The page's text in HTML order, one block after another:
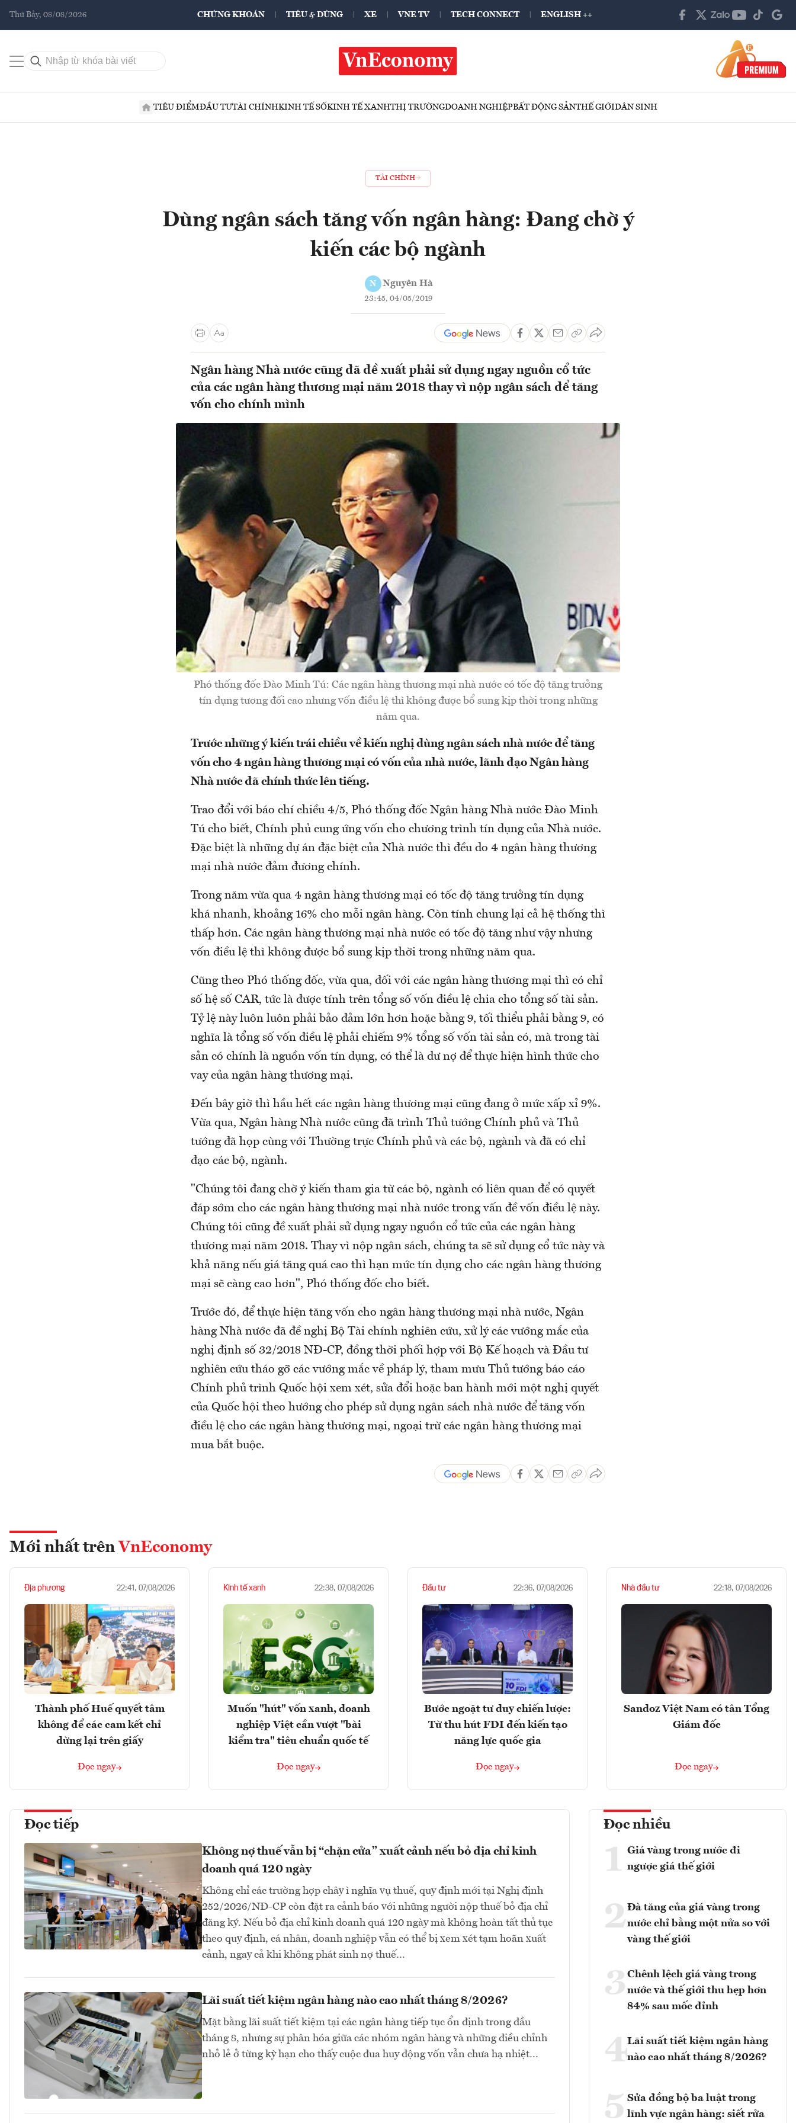
Thứ Bảy, 08/08/2026 CHỨNG KHOÁN TIÊU & DÙNG XE VNE TV TECH CONNECT ENGLISH ++
TIÊU ĐIỂMĐẦU TƯTÀI CHÍNHKINH TẾ SỐKINH TẾ XANHTHỊ TRƯỜNGDOANH NGHIỆPBẤT ĐỘNG SẢNTHẾ GIỚIDÂN SINH
TÀI CHÍNH
Dùng ngân sách tăng vốn ngân hàng: Đang chờ ý
kiến các bộ ngành
N Nguyên Hà
23:45, 04/05/2019
Ngân hàng Nhà nước cũng đã đề xuất phải sử dụng ngay nguồn cổ tức
của các ngân hàng thương mại năm 2018 thay vì nộp ngân sách để tăng
vốn cho chính mình
Phó thống đốc Đào Minh Tú: Các ngân hàng thương mại nhà nước có tốc độ tăng trưởng
tín dụng tương đối cao nhưng vốn điều lệ thì không được bổ sung kịp thời trong những
năm qua.
Trước những ý kiến trái chiều về kiến nghị dùng ngân sách nhà nước để tăng
vốn cho 4 ngân hàng thương mại có vốn của nhà nước, lãnh đạo Ngân hàng
Nhà nước đã chính thức lên tiếng.
Trao đổi với báo chí chiều 4/5, Phó thống đốc Ngân hàng Nhà nước Đào Minh
Tú cho biết, Chính phủ cung ứng vốn cho chương trình tín dụng của Nhà nước.
Đặc biệt là những dự án đặc biệt của Nhà nước thì đều do 4 ngân hàng thương
mại nhà nước đảm đương chính.
Trong năm vừa qua 4 ngân hàng thương mại có tốc độ tăng trưởng tín dụng
khá nhanh, khoảng 16% cho mỗi ngân hàng. Còn tính chung lại cả hệ thống thì
thấp hơn. Các ngân hàng thương mại nhà nước có tốc độ tăng như vậy nhưng
vốn điều lệ thì không được bổ sung kịp thời trong những năm qua.
Cũng theo Phó thống đốc, vừa qua, đối với các ngân hàng thương mại thì có chỉ
số hệ số CAR, tức là được tính trên tổng số vốn điều lệ chia cho tổng số tài sản.
Tỷ lệ này luôn luôn phải bảo đảm lớn hơn hoặc bằng 9, tối thiểu phải bằng 9, có
nghĩa là tổng số vốn điều lệ phải chiếm 9% tổng số vốn tài sản có, mà trong tài
sản có chính là nguồn vốn tín dụng, có thể là dư nợ để thực hiện hình thức cho
vay của ngân hàng thương mại.
Đến bây giờ thì hầu hết các ngân hàng thương mại cũng đang ở mức xấp xỉ 9%.
Vừa qua, Ngân hàng Nhà nước cũng đã trình Thủ tướng Chính phủ và Thủ
tướng đã họp cùng với Thường trực Chính phủ và các bộ, ngành và đã có chỉ
đạo các bộ, ngành.
"Chúng tôi đang chờ ý kiến tham gia từ các bộ, ngành có liên quan để có quyết
đáp sớm cho các ngân hàng thương mại nhà nước trong vấn đề vốn điều lệ này.
Chúng tôi cũng đề xuất phải sử dụng ngay nguồn cổ tức của các ngân hàng
thương mại năm 2018. Thay vì nộp ngân sách, chúng ta sẽ sử dụng cổ tức này và
khả năng nếu giá tăng quá cao thì hạn mức tín dụng cho các ngân hàng thương
mại sẽ càng cao hơn", Phó thống đốc cho biết.
Trước đó, để thực hiện tăng vốn cho ngân hàng thương mại nhà nước, Ngân
hàng Nhà nước đã đề nghị Bộ Tài chính nghiên cứu, xử lý các vướng mắc của
nghị định số 32/2018 NĐ-CP, đồng thời phối hợp với Bộ Kế hoạch và Đầu tư
nghiên cứu tháo gỡ các vướng mắc về pháp lý, tham mưu Thủ tướng báo cáo
Chính phủ trình Quốc hội xem xét, sửa đổi hoặc ban hành mới một nghị quyết
của Quốc hội theo hướng cho phép sử dụng ngân sách nhà nước để tăng vốn
điều lệ cho các ngân hàng thương mại, ngoại trừ các ngân hàng thương mại
mua bắt buộc.
Mới nhất trên VnEconomy
Địa phương 22:41, 07/08/2026
Thành phố Huế quyết tâm
không để các cam kết chỉ
dừng lại trên giấy
Đọc ngay
Kinh tế xanh 22:38, 07/08/2026
Muốn "hút" vốn xanh, doanh
nghiệp Việt cần vượt "bài
kiểm tra" tiêu chuẩn quốc tế
Đọc ngay
Đầu tư 22:36, 07/08/2026
Bước ngoặt tư duy chiến lược:
Từ thu hút FDI đến kiến tạo
năng lực quốc gia
Đọc ngay
Nhà đầu tư 22:18, 07/08/2026
Sandoz Việt Nam có tân Tổng
Giám đốc
Đọc ngay
Đọc tiếp
Không nợ thuế vẫn bị “chặn cửa” xuất cảnh nếu bỏ địa chỉ kinh
doanh quá 120 ngày
Không chỉ các trường hợp chây ì nghĩa vụ thuế, quy định mới tại Nghị định
252/2026/NĐ-CP còn đặt ra cảnh báo với những người nộp thuế bỏ địa chỉ
đăng ký. Nếu bỏ địa chỉ kinh doanh quá 120 ngày mà không hoàn tất thủ tục
theo quy định, cá nhân, doanh nghiệp vẫn có thể bị xem xét tạm hoãn xuất
cảnh, ngay cả khi không phát sinh nợ thuế…
Lãi suất tiết kiệm ngân hàng nào cao nhất tháng 8/2026?
Mặt bằng lãi suất tiết kiệm tại các ngân hàng tiếp tục ổn định trong đầu
tháng 8, nhưng sự phân hóa giữa các nhóm ngân hàng và những điều chỉnh
nhỏ lẻ ở từng kỳ hạn cho thấy cuộc đua huy động vốn vẫn chưa hạ nhiệt…
Đọc nhiều
1 Giá vàng trong nước đi
ngược giá thế giới
2Đà tăng của giá vàng trong
nước chỉ bằng một nửa so với
vàng thế giới
3 Chênh lệch giá vàng trong
nước và thế giới thu hẹp hơn
84% sau mốc đỉnh
4Lãi suất tiết kiệm ngân hàng
nào cao nhất tháng 8/2026?
5 Sửa đồng bộ ba luật trong
lĩnh vực ngân hàng: siết rửa